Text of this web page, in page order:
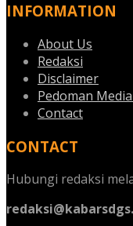
INFORMATION
About Us
Redaksi
Disclaimer
Pedoman
Contact
CONTACT
Hubungi redaksi